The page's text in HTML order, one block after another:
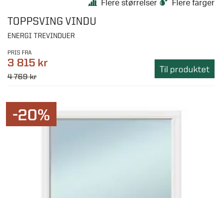
Flere størrelser Flere farger
TOPPSVING VINDU
ENERGI TREVINDUER
PRIS FRA
3 815 kr
4 769 kr
Til produktet
-20%